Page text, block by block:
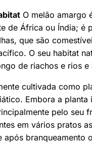
O melão amargo
de África ou Índia; é
que são
O seu habitat
de riachos e rios
cultivada como
Embora a
pelo seu
em vários pratos
branqueamento